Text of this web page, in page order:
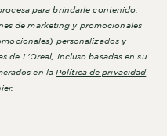
para brindarle contenido,
de marketing y promocionales
personalizados y
de L'Oreal, incluso basadas en su
en laPolítica de privacidad